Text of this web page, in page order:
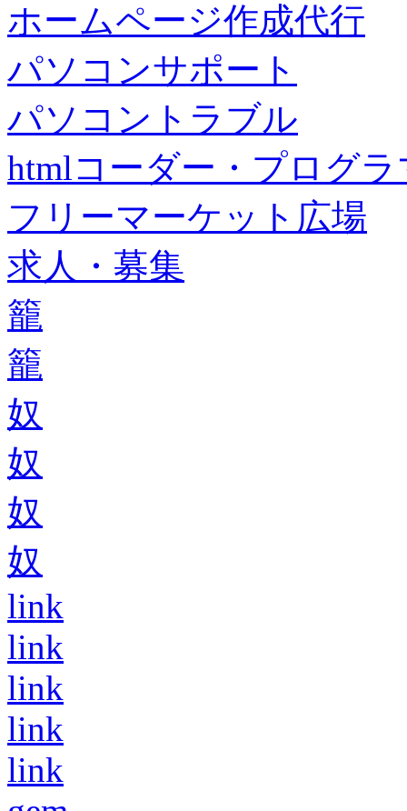
ホームページ作成代行
パソコンサポート
パソコントラブル
htmlコーダー・プログラ
フリーマーケット広場
求人・募集
籠
籠
奴
奴
奴
奴
link
link
link
link
link